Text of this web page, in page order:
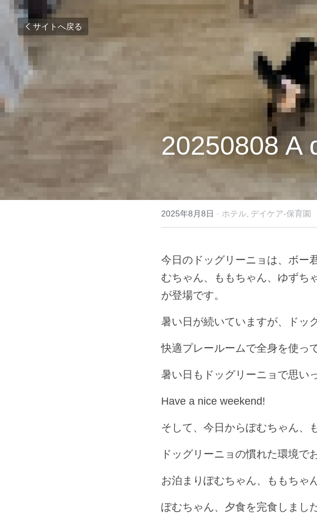
サイトへ戻る
20250808 A
2025年8月8日 · ホテル, デイケア-保育園
今日のドッグリーニョは、ボー
むちゃん、ももちゃん、ゆずち
が登場です。
暑い日が続いていますが、ドッ
快適プレールームで全身を使っ
暑い日もドッグリーニョで思い
Have a nice weekend!
そして、今日からぽむちゃん、
ドッグリーニョの慣れた環境で
お泊まりぽむちゃん、ももちゃ
ぽむちゃん、夕食を完食しました